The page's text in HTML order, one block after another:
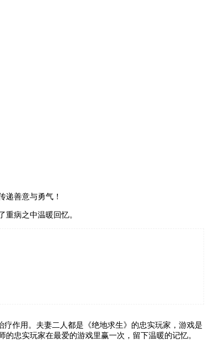
递善意与勇气！
病之中温暖回忆。
疗作用。夫妻二人都是《绝地求生》的忠实玩家，游戏是
忠实玩家在最爱的游戏里赢一次，留下温暖的记忆。